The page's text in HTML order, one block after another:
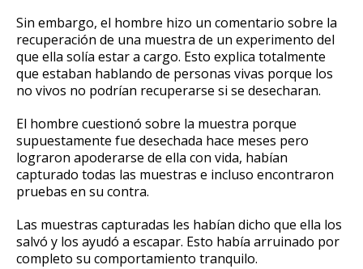
Sin embargo, el hombre hizo un comentario sobre la
recuperación de una muestra de un experimento del
que ella solía estar a cargo. Esto explica totalmente
que estaban hablando de personas vivas porque los
no vivos no podrían recuperarse si se desecharan.
El hombre cuestionó sobre la muestra porque
supuestamente fue desechada hace meses pero
lograron apoderarse de ella con vida, habían
capturado todas las muestras e incluso encontraron
pruebas en su contra.
Las muestras capturadas les habían dicho que ella los
salvó y los ayudó a escapar. Esto había arruinado por
completo su comportamiento tranquilo.